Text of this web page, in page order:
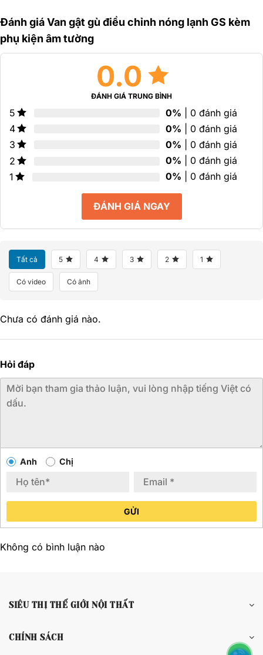
sao
sao
sao
Đánh giá Van gật gù điều chỉnh nóng lạnh GS kèm
phụ kiện âm tường
0.0
ĐÁNH GIÁ TRUNG BÌNH
5 0% | 0 đánh giá
4
0% | 0 đánh giá
3
0% | 0 đánh giá
2
0% | 0 đánh giá
1
0% | 0 đánh giá
ĐÁNH GIÁ NGAY
Tất cả 5 4 3 2 1
Có video Có ảnh
Chưa có đánh giá nào.
Hỏi đáp
Anh Chị
GỬI
Không có bình luận nào
SIÊU THỊ THẾ GIỚI NỘI THẤT
CHÍNH SÁCH